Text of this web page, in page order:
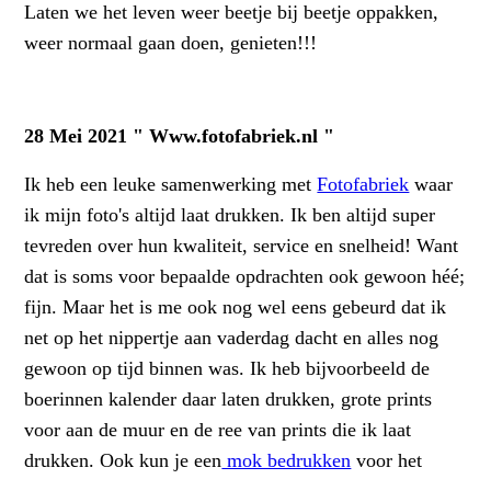
Laten we het leven weer beetje bij beetje oppakken,
weer normaal gaan doen, genieten!!!
28 Mei 2021 " Www.fotofabriek.nl "
Ik heb een leuke samenwerking metFotofabriek waar
ik mijn foto's altijd laat drukken. Ik ben altijd super
tevreden over hun kwaliteit, service en snelheid! Want
dat is soms voor bepaaldeopdrachten ook gewoon héé;
fijn. Maar het is me ook nog wel eens gebeurd dat ik
net op het nippertje aan vaderdag dacht en alles nog
gewoon op tijd binnen was. Ik heb bijvoorbeeld de
boerinnen kalender daar laten drukken, grote prints
voor aan de muur en de ree van prints die ik laat
drukken. Ook kun je een mok bedrukken voor het